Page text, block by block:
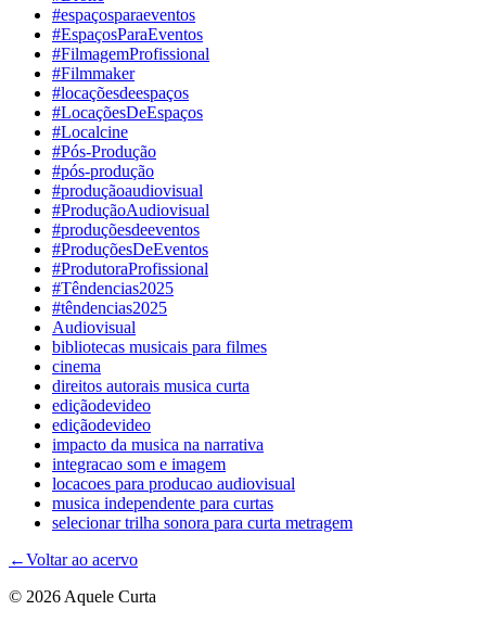
#espaçosparaeventos
#EspaçosParaEventos
#FilmagemProfissional
#Filmmaker
#locaçõesdeespaços
#LocaçõesDeEspaços
#Localcine
#Pós-Produção
#pós-produção
#produçãoaudiovisual
#ProduçãoAudiovisual
#produçõesdeeventos
#ProduçõesDeEventos
#ProdutoraProfissional
#Têndencias2025
#têndencias2025
Audiovisual
bibliotecas musicais para filmes
cinema
direitos autorais musica curta
ediçãodevideo
ediçãodevideo
impacto da musica na narrativa
integracao som e imagem
locacoes para producao audiovisual
musica independente para curtas
selecionar trilha sonora para curta metragem
←Voltar ao acervo
© 2026 Aquele Curta